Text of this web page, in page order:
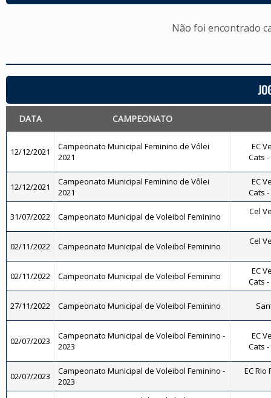
Não foi encontrado
DATA CAMPEONATO
12/12/2021
Campeonato Municipal Feminino de Vôlei
2021
EC
Cats
12/12/2021
Campeonato Municipal Feminino de Vôlei
2021
EC
Cats
31/07/2022 Campeonato Municipal de Voleibol Feminino Cel
02/11/2022 Campeonato Municipal de Voleibol Feminino Cel
02/11/2022 Campeonato Municipal de Voleibol Feminino
EC
Cats
27/11/2022 Campeonato Municipal de Voleibol Feminino
02/07/2023
Campeonato Municipal de Voleibol Feminino -
2023
EC
Cats
02/07/2023
Campeonato Municipal de Voleibol Feminino -
2023
EC